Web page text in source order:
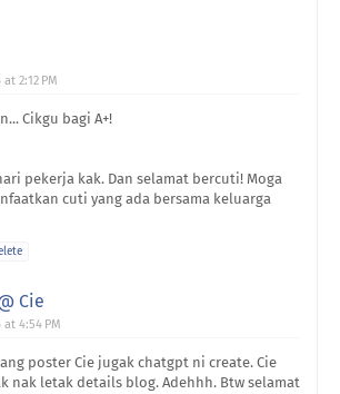
at 2:12 PM
Cikgu bagi A+!
pekerja kak. Dan selamat bercuti! Moga
cuti yang ada bersama keluarga
Cie
at 4:54 PM
poster Cie jugak chatgpt ni create. Cie
nak letak details blog. Adehhh. Btw selamat